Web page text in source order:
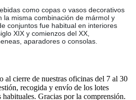
como copas o vasos decorativos
la misma combinación de mármol y
conjuntos fue habitual en interiores
XIX y comienzos del XX,
aparadores o consolas.
al cierre de nuestras oficinas del 7 al 30
recogida y envío de los lotes
habituales. Gracias por la comprensión.